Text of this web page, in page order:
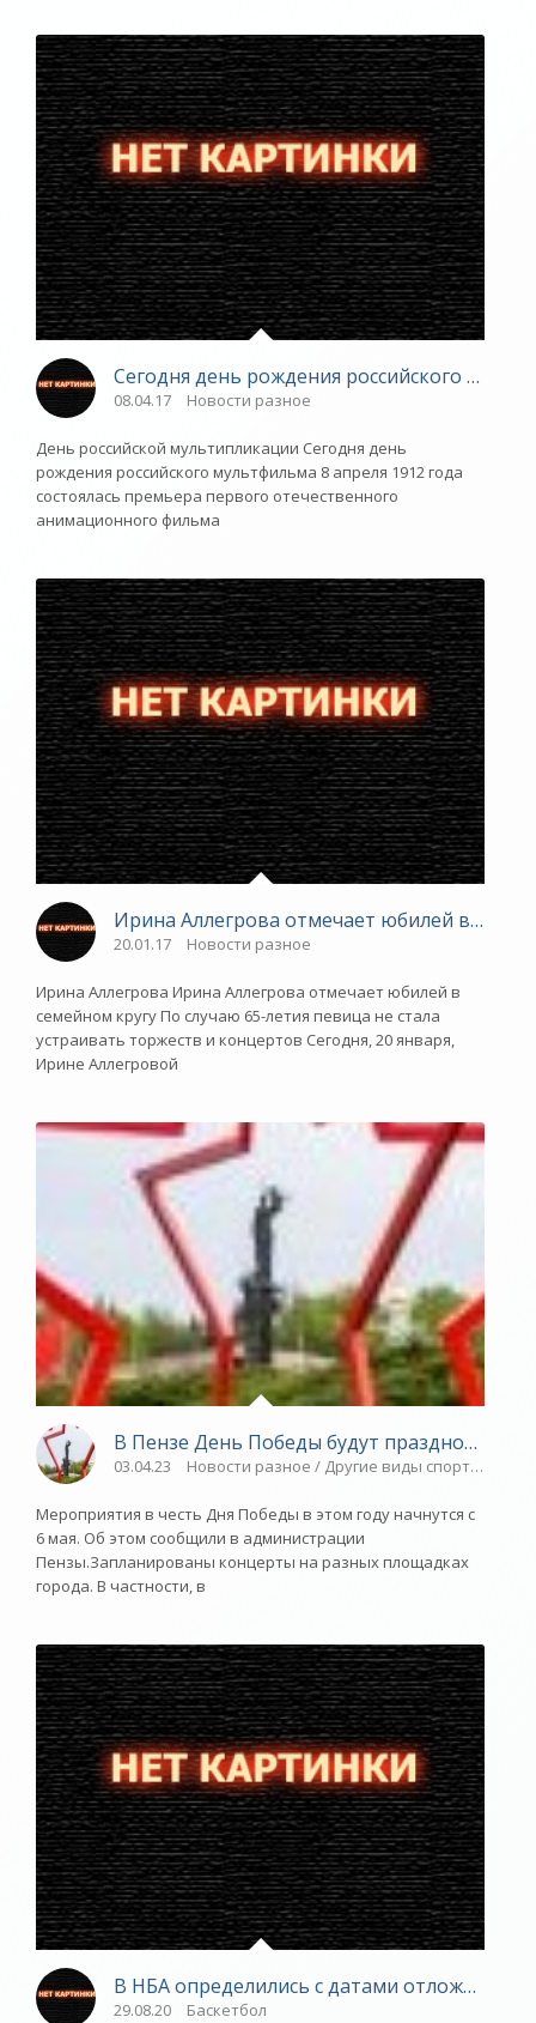
Сегодня день рождения российского
08.04.17 Новости разное
День российской мультипликации Сегодня день
рождения российского мультфильма 8 апреля 1912 года
состоялась премьера первого отечественного
анимационного фильма
Ирина Аллегрова отмечает юбилей в
20.01.17 Новости разное
Ирина Аллегрова Ирина Аллегрова отмечает юбилей в
семейном кругу По случаю 65-летия певица не стала
устраивать торжеств и концертов Сегодня, 20 января,
Ирине Аллегровой
В Пензе День Победы будут праздновать
03.04.23 Новости разное / Другие виды спорта /
Мероприятия в честь Дня Победы в этом году начнутся с
6 мая. Об этом сообщили в администрации
Пензы.Запланированы концерты на разных площадках
города. В частности, в
В НБА определились с датами отложенных
29.08.20 Баскетбол